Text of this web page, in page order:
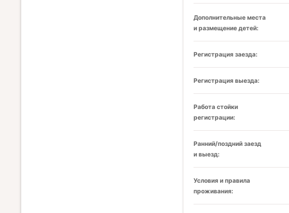
Дополнительные места
и размещение детей:
Регистрация заезда:
Регистрация выезда:
Работа стойки
регистрации:
Ранний/поздний заезд
и выезд:
Условия и правила
проживания: